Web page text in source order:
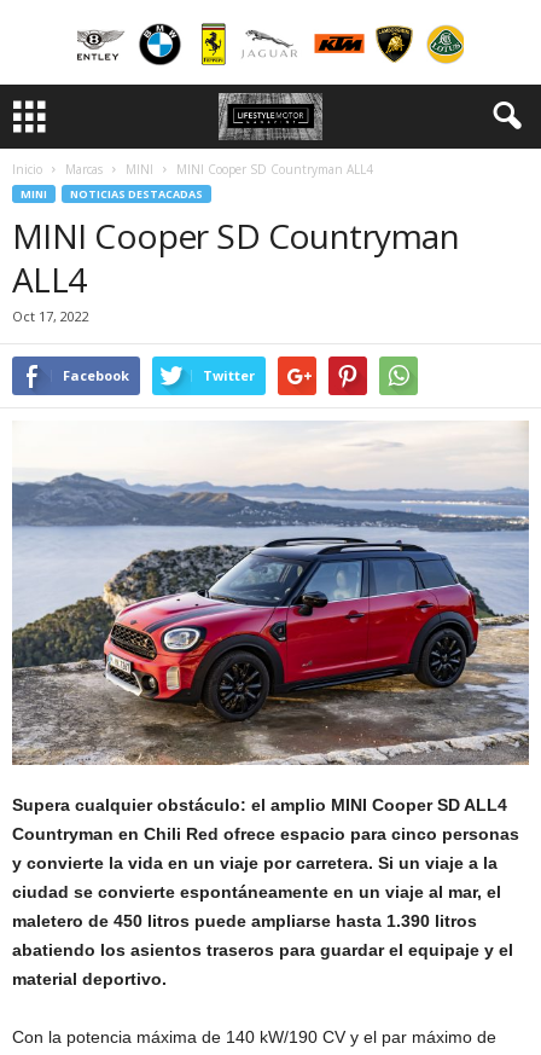
Inicio Marcas MINI MINI Cooper SD Countryman ALL4
MINI NOTICIAS DESTACADAS
MINI Cooper SD Countryman
ALL4
Oct 17, 2022
Facebook Twitter
Supera cualquier obstáculo: el amplio MINI Cooper SD ALL4
Countryman en Chili Red ofrece espacio para cinco personas
y convierte la vida en un viaje por carretera. Si un viaje a la
ciudad se convierte espontáneamente en un viaje al mar, el
maletero de 450 litros puede ampliarse hasta 1.390 litros
abatiendo los asientos traseros para guardar el equipaje y el
material deportivo.
Con la potencia máxima de 140 kW/190 CV y el par máximo de